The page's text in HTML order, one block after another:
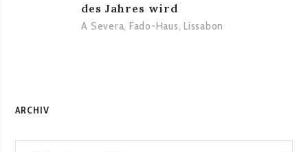
des Jahres wird
A Severa, Fado-Haus,Lissabon
ARCHIV